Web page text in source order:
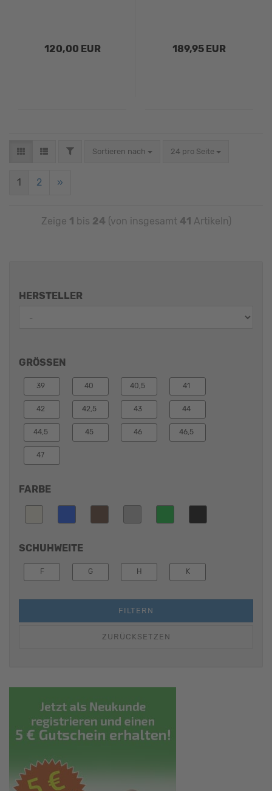
120,00 EUR 189,95 EUR
Sortieren nach 24 pro Seite
1 2 »
Zeige 1 bis 24 (von insgesamt 41 Artikeln)
HERSTELLER
GRÖSSEN
39 40 40,5 41
42 42,5 43 44
44,5 45 46 46,5
47
FARBE
SCHUHWEITE
F G H K
FILTERN
ZURÜCKSETZEN